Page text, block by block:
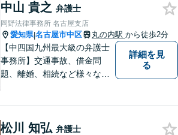
弁護士と事務職員が力を合わ
せ、依頼者のみなさまに満足
していただけるようサポート
いたします！
中山 貴之 弁護士
岡野法律事務所 名古屋支店
愛知県|名古屋市中区 丸の内駅 から徒歩2分
【中四国九州最大級の弁護士
事務所】交通事故、借金問
題、離婚、相続など様々な問
い！
詳細を見
る
松川 知弘 弁護士